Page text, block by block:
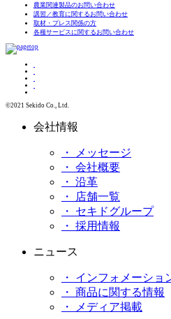
農業関連製品のお問い合わせ
講習／教育に関するお問い合わせ
取材・プレス関係の方
各種サービスに関するお問い合わせ
©2021 Sekido Co., Ltd.
会社情報
・ メッセージ
・ 会社概要
・ 沿革
・ 店舗一覧
・ セキドグループ
・ 採用情報
ニュース
・ インフォメーショ
・ 商品に関する情報
・ メディア掲載